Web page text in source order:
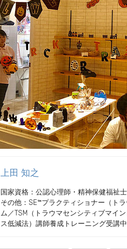
上田 知之
国家資格：公認心理師・精神保健福祉
その他：SE™プラクティショナー（ト
ム／TSM（トラウマセンシティブマイ
ス低減法）講師養成トレーニング受講中